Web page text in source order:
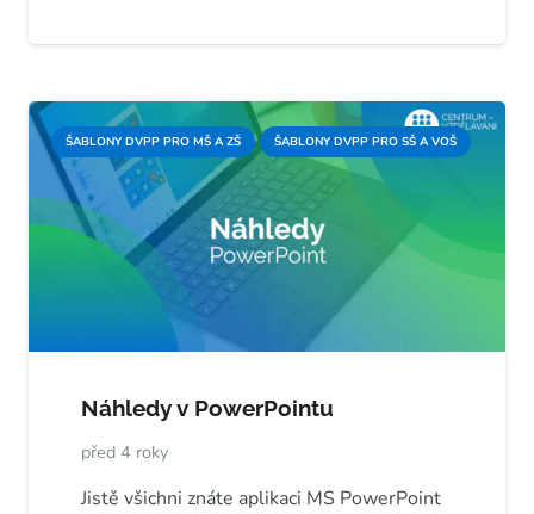
ŠABLONY DVPP PRO MŠ A ZŠ ŠABLONY DVPP PRO SŠ A VOŠ
Náhledy v PowerPointu
před 4 roky
Jistě všichni znáte aplikaci MS PowerPoint